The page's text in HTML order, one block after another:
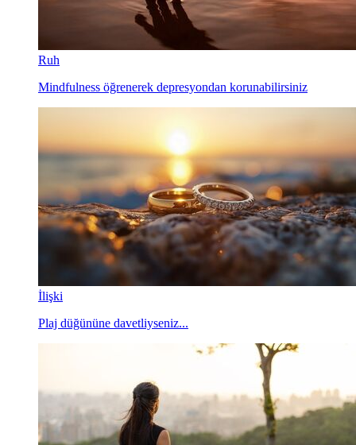
Ruh
Mindfulness öğrenerek depresyondan korunabilirsiniz
İlişki
Plaj düğününe davetliyseniz...